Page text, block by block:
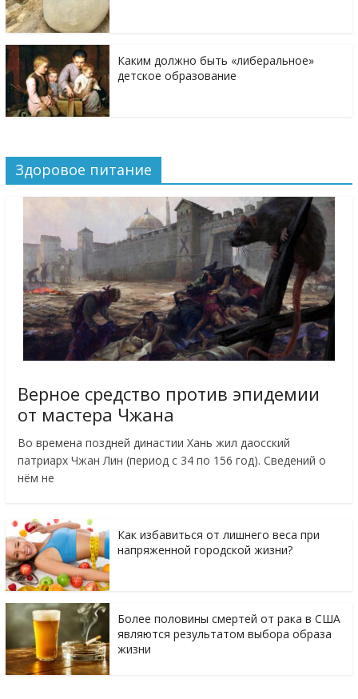
Каким должно быть «либеральное»
детское образование
Здоровое питание
Верное средство против эпидемии
от мастера Чжана
Во времена поздней династии Хань жил даосский
патриарх Чжан Лин (период с 34 по 156 год). Сведений о
нём не
Как избавиться от лишнего веса при
напряженной городской жизни?
Более половины смертей от рака в США
являются результатом выбора образа
жизни